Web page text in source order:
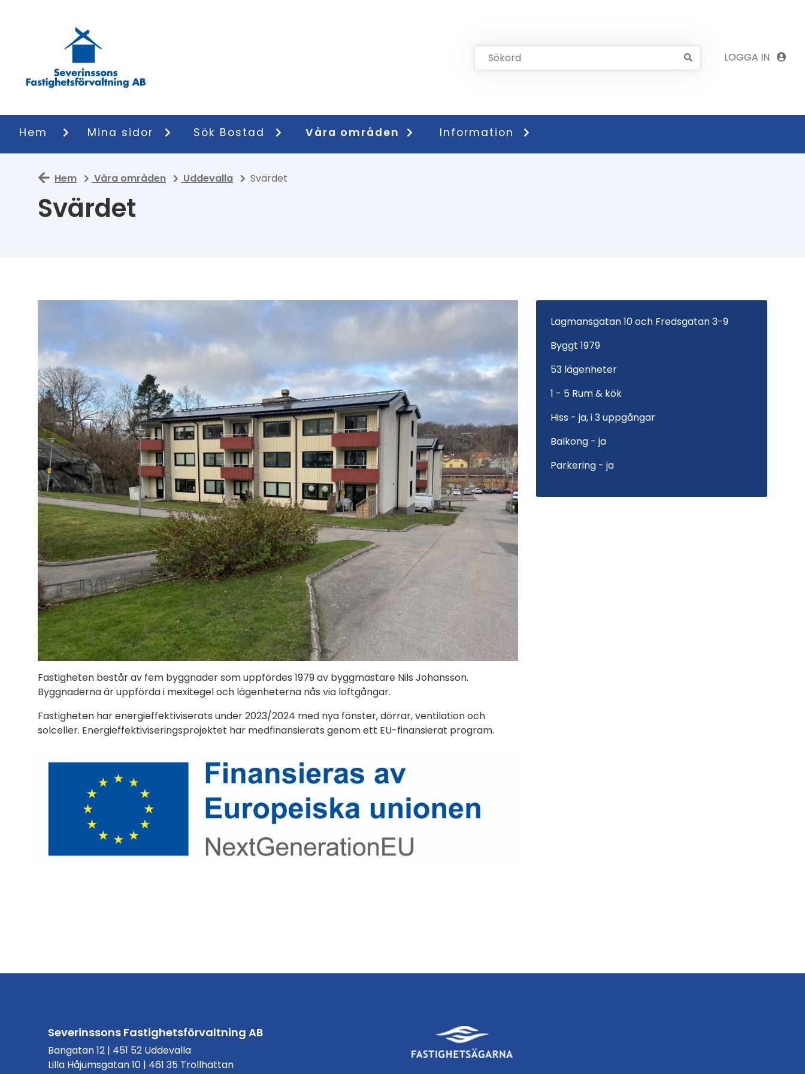
LOGGA IN
Hem Mina sidor Sök Bostad Våra områden Information
Hem Våra områden Uddevalla Svärdet
Svärdet
Fastigheten består av fem byggnader som uppfördes 1979 av byggmästare Nils Johansson.
Byggnaderna är uppförda i mexitegel och lägenheterna nås via loftgångar.
Fastigheten har energieffektiviserats under 2023/2024 med nya fönster, dörrar, ventilation och
solceller. Energieffektiviseringsprojektet har medfinansierats genom ett EU-finansierat program.
Lagmansgatan 10 och Fredsgatan 3-9
Byggt 1979
53 lägenheter
1 - 5 Rum & kök
Hiss - ja, i 3 uppgångar
Balkong - ja
Parkering - ja
Severinssons Fastighetsförvaltning AB
Bangatan 12 | 451 52 Uddevalla
Lilla Håjumsgatan 10 | 461 35 Trollhättan